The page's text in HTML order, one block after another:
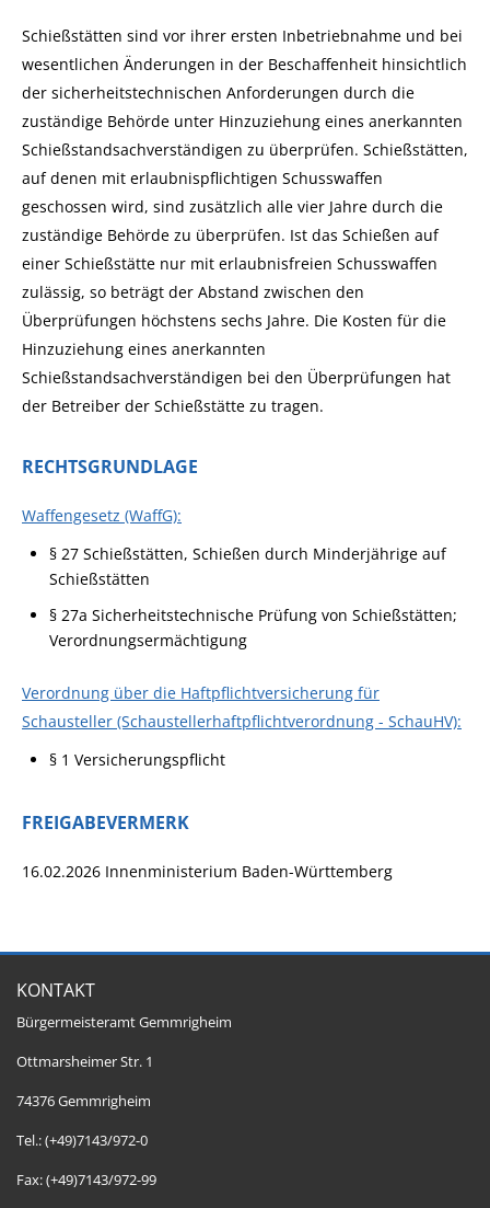
Schießstätten sind vor ihrer ersten Inbetriebnahme und bei
wesentlichen Änderungen in der Beschaffenheit hinsichtlich
der sicherheitstechnischen Anforderungen durch die
zuständige Behörde unter Hinzuziehung eines anerkannten
Schießstandsachverständigen zu überprüfen. Schießstätten,
auf denen mit erlaubnispflichtigen Schusswaffen
geschossen wird, sind zusätzlich alle vier Jahre durch die
zuständige Behörde zu überprüfen. Ist das Schießen auf
einer Schießstätte nur mit erlaubnisfreien Schusswaffen
zulässig, so beträgt der Abstand zwischen den
Überprüfungen höchstens sechs Jahre. Die Kosten für die
Hinzuziehung eines anerkannten
Schießstandsachverständigen bei den Überprüfungen hat
der Betreiber der Schießstätte zu tragen.
RECHTSGRUNDLAGE
Waffengesetz (WaffG):
§ 27 Schießstätten, Schießen durch Minderjährige auf
Schießstätten
§ 27a Sicherheitstechnische Prüfung von Schießstätten;
Verordnungsermächtigung
Verordnung über die Haftpflichtversicherung für
Schausteller (Schaustellerhaftpflichtverordnung - SchauHV):
§ 1 Versicherungspflicht
FREIGABEVERMERK
16.02.2026 Innenministerium Baden-Württemberg
KONTAKT
Bürgermeisteramt Gemmrigheim
Ottmarsheimer Str. 1
74376 Gemmrigheim
Tel.: (+49)7143/972-0
Fax: (+49)7143/972-99